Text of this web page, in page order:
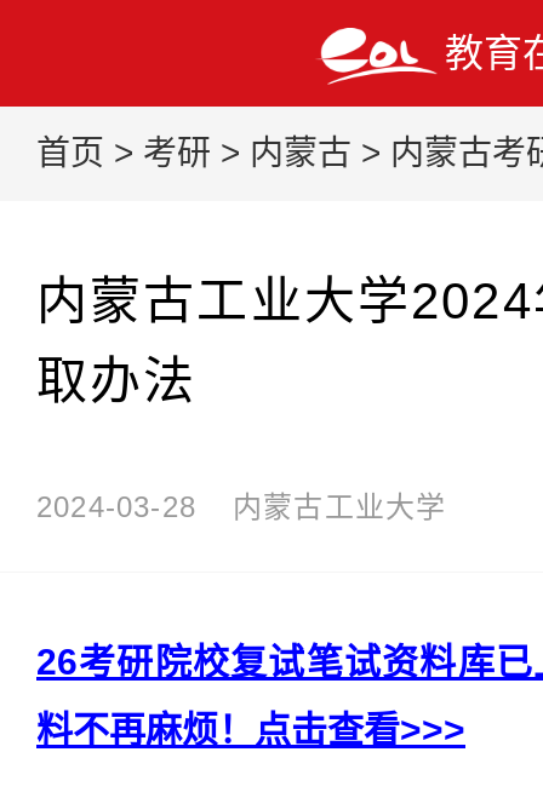
教育
首页 > 考研 > 内蒙古 > 内蒙古考
内蒙古工业大学
取办法
2024-03-28 内蒙古工业大学
26考研院校复试笔试资料库
料不再麻烦！点击查看>>>